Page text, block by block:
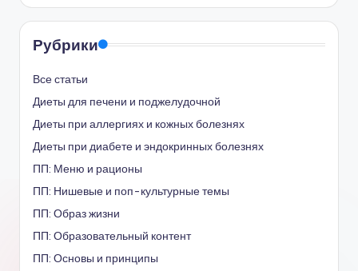
Рубрики
Все статьи
Диеты для печени и поджелудочной
Диеты при аллергиях и кожных болезнях
Диеты при диабете и эндокринных болезнях
ПП: Меню и рационы
ПП: Нишевые и поп-культурные темы
ПП: Образ жизни
ПП: Образовательный контент
ПП: Основы и принципы